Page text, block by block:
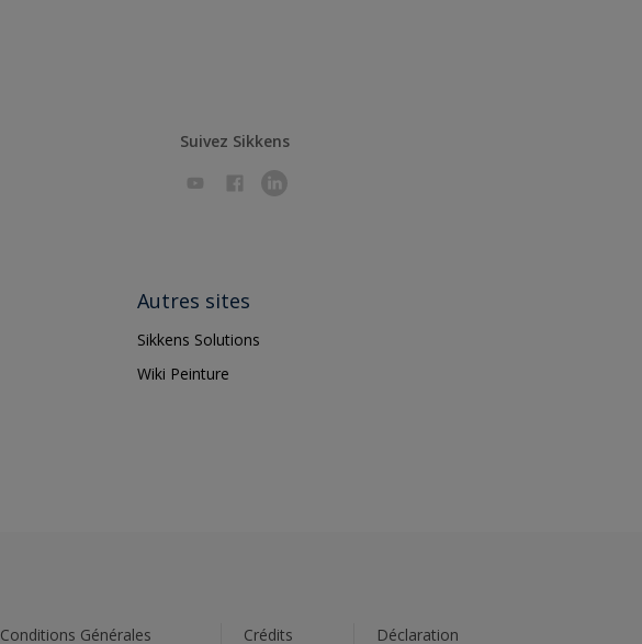
Suivez Sikkens
Autres sites
Sikkens Solutions
Wiki Peinture
Conditions Générales Crédits Déclaration